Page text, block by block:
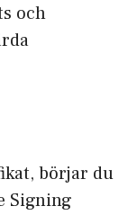
och
börjar du
Signing